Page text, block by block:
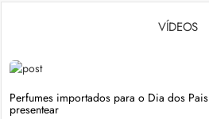
VÍDEOS
Perfumes importados para o Dia dos
presentear